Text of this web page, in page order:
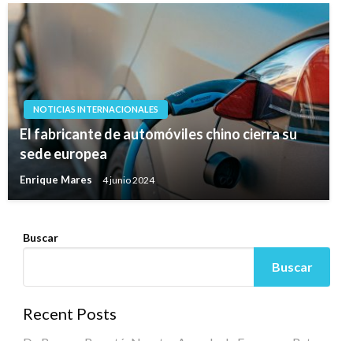
NOTICIAS INTERNACIONALES
El fabricante de automóviles chino cierra su
sede europea
Enrique Mares 4 junio 2024
Buscar
Buscar
Recent Posts